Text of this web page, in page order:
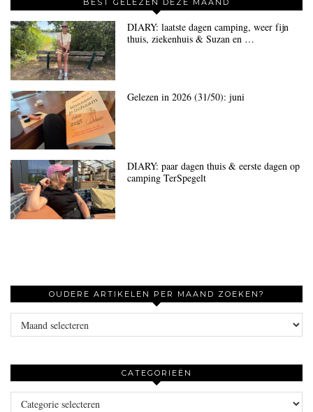
BEST GELEZEN DEZE MAAND
DIARY: laatste dagen camping, weer fijn
thuis, ziekenhuis & Suzan en …
Gelezen in 2026 (31/50): juni
DIARY: paar dagen thuis & eerste dagen op
camping TerSpegelt
OUDERE ARTIKELEN PER MAAND ZOEKEN?
Oudere
artikelen
maand
zoeken?
CATEGORIEËN
Categorieën